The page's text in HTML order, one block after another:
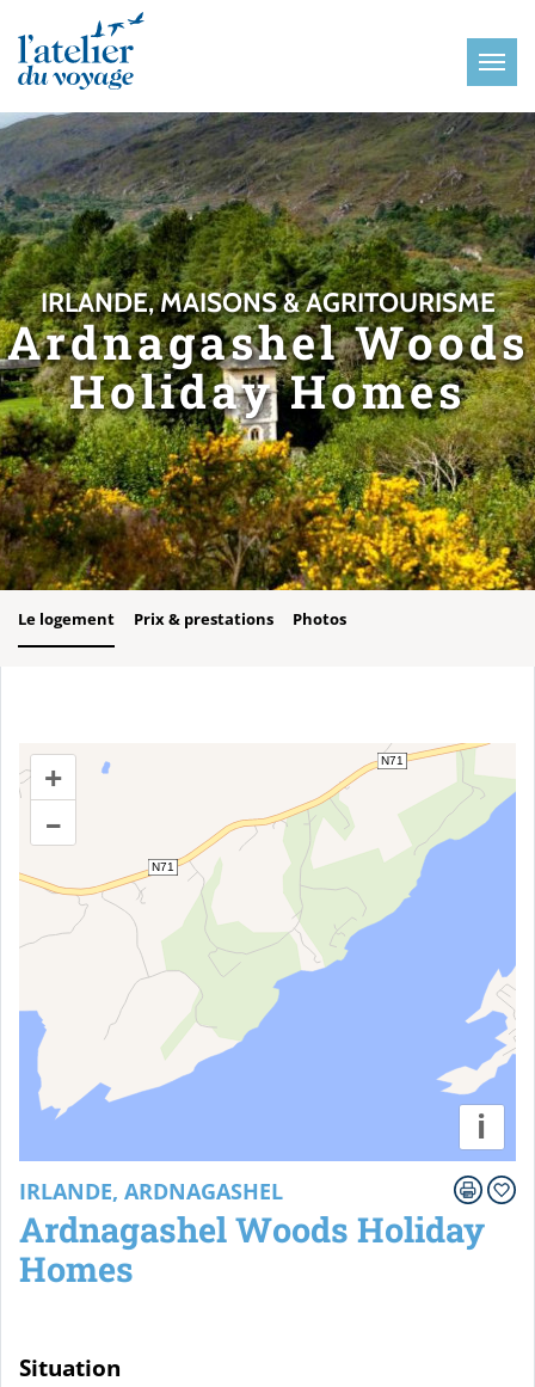
IRLANDE, MAISONS & AGRITOURISME
Ardnagashel Woods
Holiday Homes
Le logement Prix & prestations Photos
IRLANDE, ARDNAGASHEL
Ardnagashel Woods Holiday
Homes
Situation
+
–
i
Panneau de gestion des cookies